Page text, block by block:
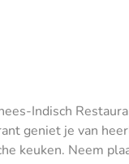
Indisch
geniet je van
keuken. Neem